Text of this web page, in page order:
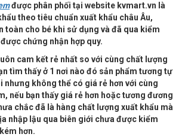
được phân phối tại website kvmart.vn là
theo tiêu chuẩn xuất khẩu châu Âu,
toàn cho bé khi sử dụng và đã qua kiểm
chứng nhận hợp quy.
cam kết rẻ nhất so với cùng chất lượng
tìm thấy ở 1 nơi nào đó sản phẩm tương tự
nhưng không thể có giá rẻ hơn với cùng
nếu bạn thấy giá rẻ hơn hoặc tương đương
chắc đã là hàng chất lượng xuất khẩu mà
nhập lậu qua biên giới chưa được kiểm
hơn.